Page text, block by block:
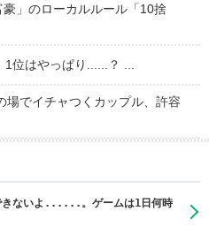
」のローカルルール「10捨
位はやっぱり......？ ...
場でイチャつくカップル、許容
きないよ......。ゲームは1日何時